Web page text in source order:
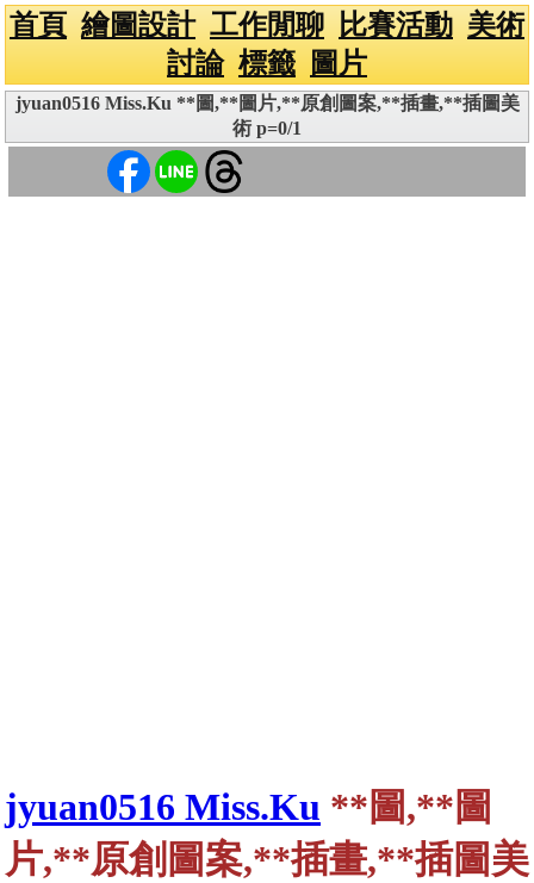
首頁 繪圖設計 工作閒聊 比賽活動 美術
討論 標籤 圖片
jyuan0516 Miss.Ku **圖,**圖片,**原創圖案,**插畫,**插圖美
術 p=0/1
jyuan0516 Miss.Ku **圖,**圖
片,**原創圖案,**插畫,**插圖美